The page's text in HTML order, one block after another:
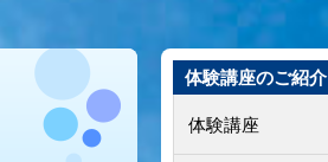
体験講座のご紹介
体験講座